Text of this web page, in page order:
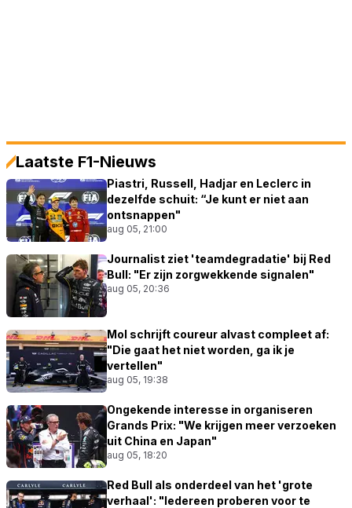
Laatste F1-Nieuws
Piastri, Russell, Hadjar en Leclerc in
dezelfde schuit: “Je kunt er niet aan
ontsnappen"
aug 05, 21:00
Journalist ziet 'teamdegradatie' bij Red
Bull: "Er zijn zorgwekkende signalen"
aug 05, 20:36
Mol schrijft coureur alvast compleet af:
"Die gaat het niet worden, ga ik je
vertellen"
aug 05, 19:38
Ongekende interesse in organiseren
Grands Prix: "We krijgen meer verzoeken
uit China en Japan"
aug 05, 18:20
Red Bull als onderdeel van het 'grote
verhaal': "Iedereen proberen voor te